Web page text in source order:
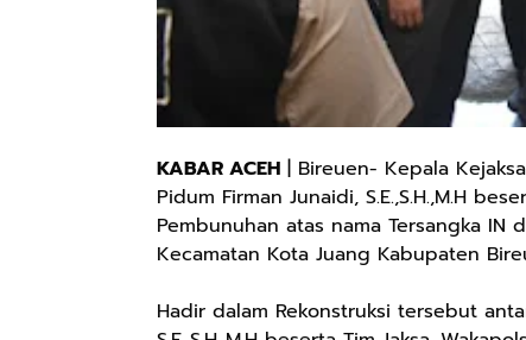
KABAR ACEH | Bireuen- Kepala
Pidum Firman Junaidi, S.E.,S.H.,M.H
Pembunuhan atas nama Tersangka
Kecamatan Kota Juang Kabupaten
Hadir dalam Rekonstruksi tersebut